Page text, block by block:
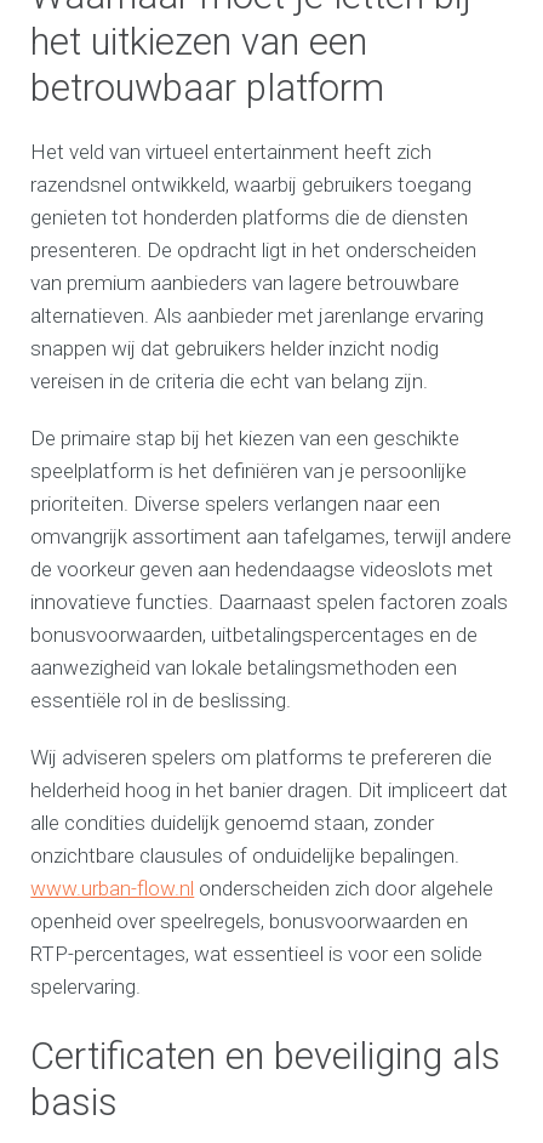
het uitkiezen van een
betrouwbaar platform
Het veld van virtueel entertainment heeft zich
razendsnel ontwikkeld, waarbij gebruikers toegang
genieten tot honderden platforms die de diensten
presenteren. De opdracht ligt in het onderscheiden
van premium aanbieders van lagere betrouwbare
alternatieven. Als aanbieder met jarenlange ervaring
snappen wij dat gebruikers helder inzicht nodig
vereisen in de criteria die echt van belang zijn.
De primaire stap bij het kiezen van een geschikte
speelplatform is het definiëren van je persoonlijke
prioriteiten. Diverse spelers verlangen naar een
omvangrijk assortiment aan tafelgames, terwijl andere
de voorkeur geven aan hedendaagse videoslots met
innovatieve functies. Daarnaast spelen factoren zoals
bonusvoorwaarden, uitbetalingspercentages en de
aanwezigheid van lokale betalingsmethoden een
essentiële rol in de beslissing.
Wij adviseren spelers om platforms te prefereren die
helderheid hoog in het banier dragen. Dit impliceert dat
alle condities duidelijk genoemd staan, zonder
onzichtbare clausules of onduidelijke bepalingen.
www.urban-flow.nl onderscheiden zich door algehele
openheid over speelregels, bonusvoorwaarden en
RTP-percentages, wat essentieel is voor een solide
spelervaring.
Certificaten en beveiliging als
basis